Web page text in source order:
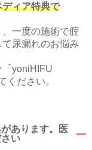
ディア特典で
一度の施術で腟
尿漏れのお悩み
「yoniHIFU
ください。
あります。医
い